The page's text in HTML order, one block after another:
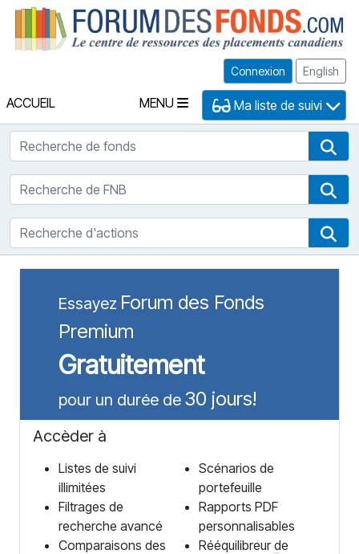
Connexion English
ACCUEIL MENU Ma liste de suivi
Recherche de fonds
Recherche de FNB
Recherche d'actions
Essayez Forum des Fonds
Premium
Gratuitement
pour un durée de 30 jours!
Accèder à
Listes de suivi
illimitées
Filtrages de
recherche avancé
Comparaisons des
Scénarios de
portefeuille
Rapports PDF
personnalisables
Rééquilibreur de